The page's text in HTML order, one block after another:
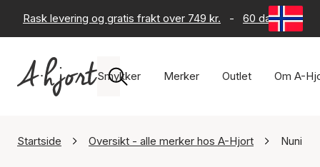
Rask levering og gratis frakt over 749 kr. - 60 dagers
Smykker Merker Outlet Om A-
Startside Oversikt - alle merker hos A-Hjort Nuni